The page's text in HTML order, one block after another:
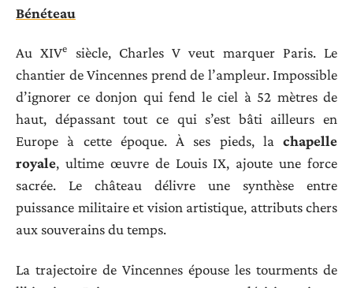
Bénéteau
Au XIVe
siècle, Charles V veut marquer Paris. Le
chantier de Vincennes prend de l’ampleur. Impossible
d’ignorer ce donjon qui fend le ciel à 52 mètres de
haut, dépassant tout ce qui s’est bâti ailleurs en
Europe à cette époque. À ses pieds, la chapelle
royale, ultime œuvre de Louis IX, ajoute une force
sacrée. Le château délivre une synthèse entre
puissance militaire et vision artistique, attributs chers
aux souverains du temps.
La trajectoire de Vincennes épouse les tourments de